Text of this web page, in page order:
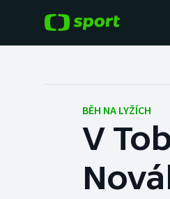
Fotbal
Hokej
Tenis
BĚH NA LYŽÍCH
V